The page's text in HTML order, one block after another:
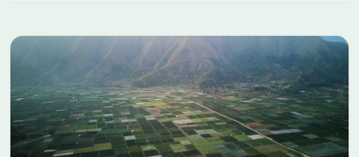
prestations et les aménagements ont été pensés pour
satisfaire les besoins de chaque foyer : accès aux autoroutes
A31, A39 et aux voies rapides vers Dijon, habillage des coffrets.
Au sein du quartier Côté Sud, un espace paysagé singulier
prend vie : le Jardin de Pluie. Véritable liaison piétonne, il Les
informations sur l'état des risques auxquels ce bien est exposé
sont disponibles sur le site Géorisques : www.georisques.gouv.fr